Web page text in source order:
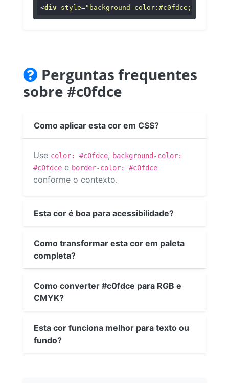
<div style="background-color:#c0fdce;"
Perguntas frequentes
sobre #c0fdce
Como aplicar esta cor em CSS?
Use color: #c0fdce, background-color:
#c0fdce e border-color: #c0fdce
conforme o contexto.
Esta cor é boa para acessibilidade?
Como transformar esta cor em paleta
completa?
Como converter #c0fdce para RGB e
CMYK?
Esta cor funciona melhor para texto ou
fundo?